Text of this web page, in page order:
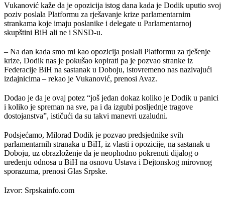
Vukanović kaže da je opozicija istog dana kada je Dodik uputio svoj
poziv poslala Platformu za rješavanje krize parlamentarnim
strankama koje imaju poslanike i delegate u Parlamentarnoj
skupštini BiH ali ne i SNSD-u.
– Na dan kada smo mi kao opozicija poslali Platformu za rješenje
krize, Dodik nas je pokušao kopirati pa je pozvao stranke iz
Federacije BiH na sastanak u Doboju, istovremeno nas nazivajući
izdajnicima – rekao je Vukanović, prenosi Avaz.
Dodao je da je ovaj potez “još jedan dokaz koliko je Dodik u panici
i koliko je spreman na sve, pa i da izgubi posljednje tragove
dostojanstva”, ističući da su takvi manevri uzaludni.
Podsjećamo, Milorad Dodik je pozvao predsjednike svih
parlamentarnih stranaka u BiH, iz vlasti i opozicije, na sastanak u
Doboju, uz obrazloženje da je neophodno pokrenuti dijalog o
uređenju odnosa u BiH na osnovu Ustava i Dejtonskog mirovnog
sporazuma, prenosi Glas Srpske.
Izvor: Srpskainfo.com